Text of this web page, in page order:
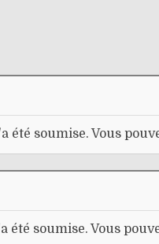
été soumise. Vous
été soumise. Vous